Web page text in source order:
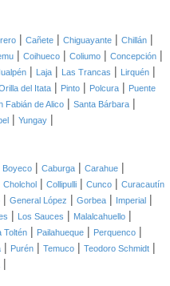
| Cañete | Chiguayante | Chillán |
| Coihueco | Coliumo | Concepción |
| Laja | Las Trancas | Lirquén |
del Itata | Pinto | Polcura | Puente
Fabián de Alico | Santa Bárbara |
| Yungay |
Boyeco | Caburga | Carahue |
Cholchol | Collipulli | Cunco | Curacautín
| General López | Gorbea | Imperial |
| Los Sauces | Malalcahuello |
Toltén | Pailahueque | Perquenco |
| Purén | Temuco | Teodoro Schmidt |
|